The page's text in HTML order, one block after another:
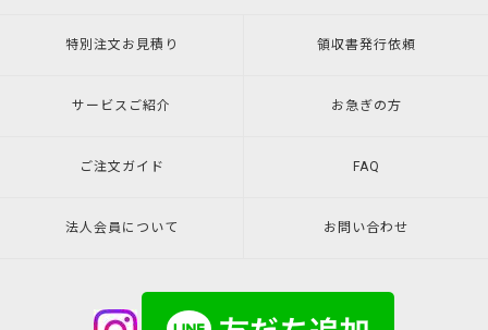
特別注文 お見積り 領収書発行依頼
サービスご紹介 お急ぎの方
ご注文ガイド FAQ
法人会員について お問い合わせ